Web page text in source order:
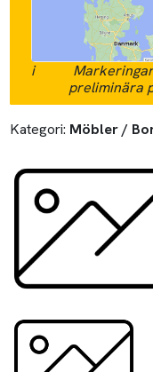
i
preliminära
Kategori: Möbler /